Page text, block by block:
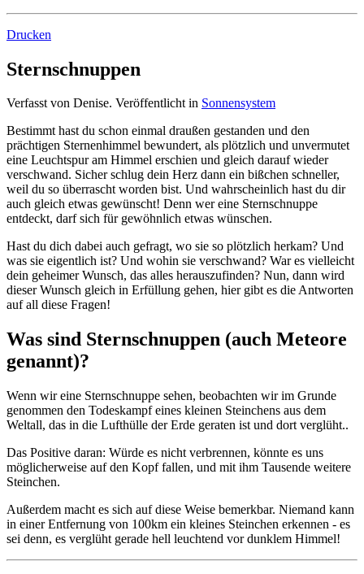
Drucken
Sternschnuppen
Verfasst von Denise. Veröffentlicht in Sonnensystem
Bestimmt hast du schon einmal draußen gestanden und den
prächtigen Sternenhimmel bewundert, als plötzlich und unvermutet
eine Leuchtspur am Himmel erschien und gleich darauf wieder
verschwand. Sicher schlug dein Herz dann ein bißchen schneller,
weil du so überrascht worden bist. Und wahrscheinlich hast du dir
auch gleich etwas gewünscht! Denn wer eine Sternschnuppe
entdeckt, darf sich für gewöhnlich etwas wünschen.
Hast du dich dabei auch gefragt, wo sie so plötzlich herkam? Und
was sie eigentlich ist? Und wohin sie verschwand? War es vielleicht
dein geheimer Wunsch, das alles herauszufinden? Nun, dann wird
dieser Wunsch gleich in Erfüllung gehen, hier gibt es die Antworten
auf all diese Fragen!
Was sind Sternschnuppen (auch Meteore
genannt)?
Wenn wir eine Sternschnuppe sehen, beobachten wir im Grunde
genommen den Todeskampf eines kleinen Steinchens aus dem
Weltall, das in die Lufthülle der Erde geraten ist und dort verglüht..
Das Positive daran: Würde es nicht verbrennen, könnte es uns
möglicherweise auf den Kopf fallen, und mit ihm Tausende weitere
Steinchen.
Außerdem macht es sich auf diese Weise bemerkbar. Niemand kann
in einer Entfernung von 100km ein kleines Steinchen erkennen - es
sei denn, es verglüht gerade hell leuchtend vor dunklem Himmel!